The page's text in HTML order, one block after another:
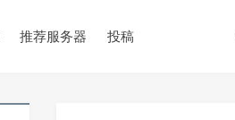
推荐服务器 投稿